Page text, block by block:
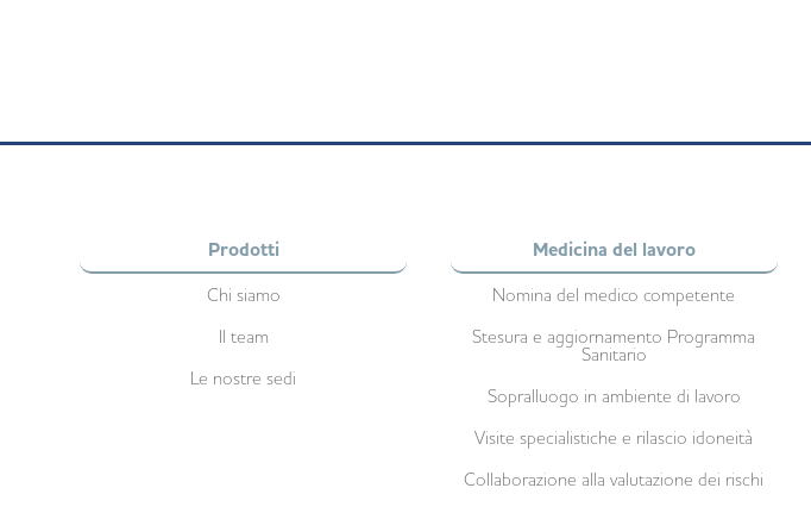
Prodotti
Chi siamo
Il team
Le nostre sedi
Medicina del lavoro
Nomina del medico competente
Stesura e aggiornamento Programma
Sanitario
Sopralluogo in ambiente di lavoro
Visite specialistiche e rilascio idoneità
Collaborazione alla valutazione dei rischi